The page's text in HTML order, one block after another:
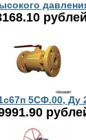
рублей
5СФ.00, Ду